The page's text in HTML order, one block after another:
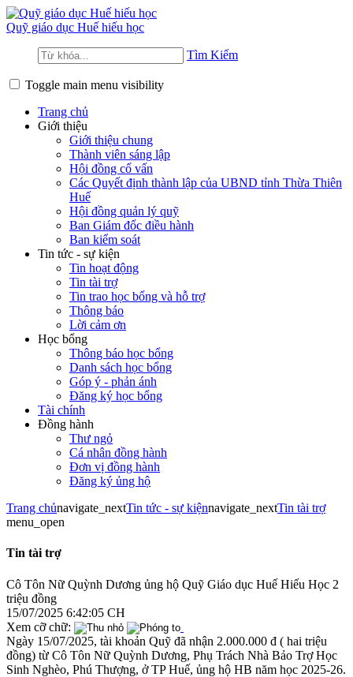
Quỹ giáo dục Huế hiếu học
Tìm Kiếm
Toggle main menu visibility
Trang chủ
Giới thiệu
Giới thiệu chung
Thành viên sáng lập
Hội đồng cố vấn
Các Quyết định thành lập của UBND tỉnh Thừa Thiên
Huế
Hội đồng quản lý quỹ
Ban Giám đốc điều hành
Ban kiểm soát
Tin tức - sự kiện
Tin hoạt động
Tin tài trợ
Tin trao học bổng và hỗ trợ
Thông báo
Lời cảm ơn
Học bổng
Thông báo học bổng
Danh sách học bổng
Góp ý - phản ánh
Đăng ký học bổng
Tài chính
Đồng hành
Thư ngỏ
Cá nhân đồng hành
Đơn vị đồng hành
Đăng ký ủng hộ
Trang chủnavigate_nextTin tức - sự kiệnnavigate_nextTin tài trợ
menu_open
Tin tài trợ
Cô Tôn Nữ Quỳnh Dương ủng hộ Quỹ Giáo dục Huế Hiếu Học 2
triệu đồng
15/07/2025 6:42:05 CH
Xem cỡ chữ:
Ngày 15/07/2025, tài khoản Quỹ đã nhận 2.000.000 đ ( hai triệu
đồng) từ Cô Tôn Nữ Quỳnh Dương, Phụ Trách Nhà Bảo Trợ Học
Sinh Nghèo, Phú Thượng, ở TP Huế, ủng hộ HB năm học 2025-26.